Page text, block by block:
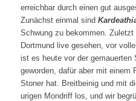
erreichbar durch einen gut
Zunächst einmal sind
Schwung zu bekommen. Zuletzt
Dortmund live gesehen, vor
ist es heute vor der gemauerten
geworden, dafür aber mit
Stoner hat. Breitbeinig und mit
urigen Mondriff los, und wir